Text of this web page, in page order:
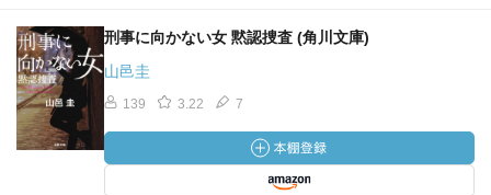
刑事に向かない女 黙認捜査 (角川文庫)
山邑圭
139 3.22 7